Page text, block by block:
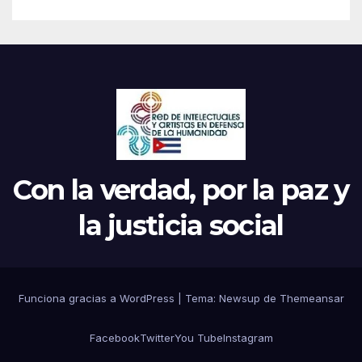
Con la verdad, por la paz y
la justicia social
Funciona gracias a WordPress Tema: Newsup de Themeansar
FacebookTwitterYou TubeInstagram